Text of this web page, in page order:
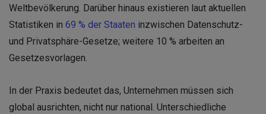
Weltbevölkerung. Darüber hinaus existieren laut aktuellen
Statistiken in 69 % der Staaten inzwischen Datenschutz-
und Privatsphäre-Gesetze; weitere 10 % arbeiten an
Gesetzesvorlagen.
In der Praxis bedeutet das, Unternehmen müssen sich
global ausrichten, nicht nur national. Unterschiedliche